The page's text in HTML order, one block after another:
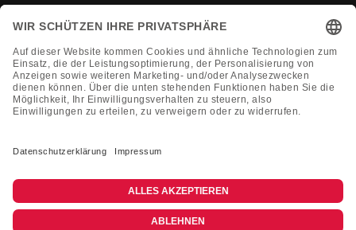
AGB
Impressum
Vertrag widerrufen
KONTAKT
Montag-Freitag 10:00-18:00 Uhr
shop@dienadel.de
Kieler Str. 18 - 41540 Dormagen